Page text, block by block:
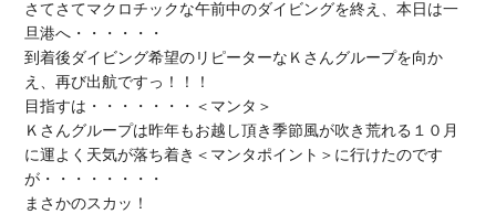
さてさてマクロチックな午前中のダイビングを終え、本日は一
旦港へ・・・・・・
到着後ダイビング希望のリピーターなＫさんグループを向か
え、再び出航ですっ！！！
目指すは・・・・・・・＜マンタ＞
Ｋさんグループは昨年もお越し頂き季節風が吹き荒れる１０月
に運よく天気が落ち着き＜マンタポイント＞に行けたのです
が・・・・・・・・
まさかのスカッ！